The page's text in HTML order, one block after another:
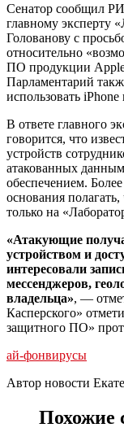
Сенатор сообщил
главному эксперту
Голованову с
относительно
ПО продукции
Парламентарий
использовать
В ответе главного
говорится, что
устройств
атакованных
обеспечением.
основания
только на
«Атакующие
устройством и
интересовали
мессенджеров,
владельца», —
Касперского»
защитного ПО»
ай-фонвирусы
Автор новости
Похожие